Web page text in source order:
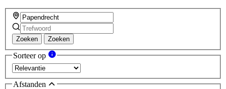
Zoeken Zoeken
Sorteer op
Afstanden